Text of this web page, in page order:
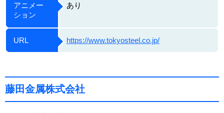
アニメー
ション
あり
URL https://www.tokyosteel.co.jp/
藤田金属株式会社